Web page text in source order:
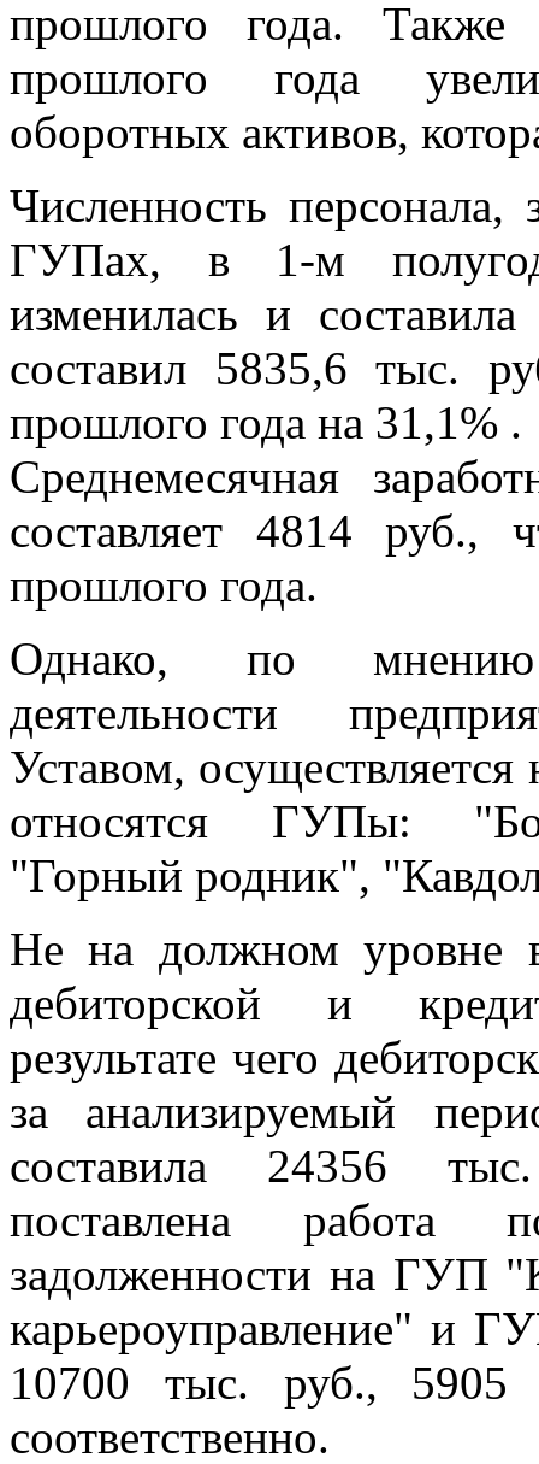
прошлого года. Также
прошлого года
оборотных активов,
Численность
ГУПах, в 1-м
изменилась и
составил 5835,6 тыс.
прошлого года на 31,1% .
Среднемесячная
составляет 4814 руб.,
прошлого года.
Однако, по мнению
деятельности
Уставом,
относятся ГУПы:
"Горный родник",
Не на должном уровне
дебиторской и
результате чего
за анализируемый
составила 24356
поставлена работа
задолженности на ГУП
карьероуправление" и
10700 тыс. руб.,
соответственно.